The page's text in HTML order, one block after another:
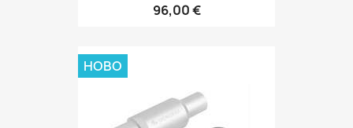
96,00 €
НОВО